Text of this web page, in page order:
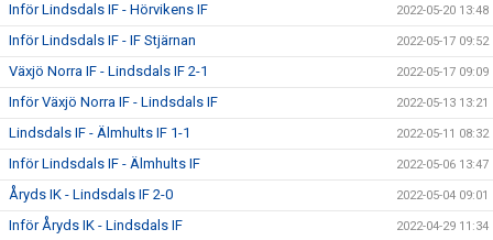
Inför Lindsdals IF - Hörvikens IF 2022-05-20 13:48
Inför Lindsdals IF - IF Stjärnan 2022-05-17 09:52
Växjö Norra IF - Lindsdals IF 2-1 2022-05-17 09:09
Inför Växjö Norra IF - Lindsdals IF 2022-05-13 13:21
Lindsdals IF - Älmhults IF 1-1 2022-05-11 08:32
Inför Lindsdals IF - Älmhults IF 2022-05-06 13:47
Åryds IK - Lindsdals IF 2-0 2022-05-04 09:01
Inför Åryds IK - Lindsdals IF 2022-04-29 11:34